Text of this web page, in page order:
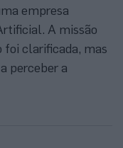
empresa
A missão
foi clarificada, mas
perceber a